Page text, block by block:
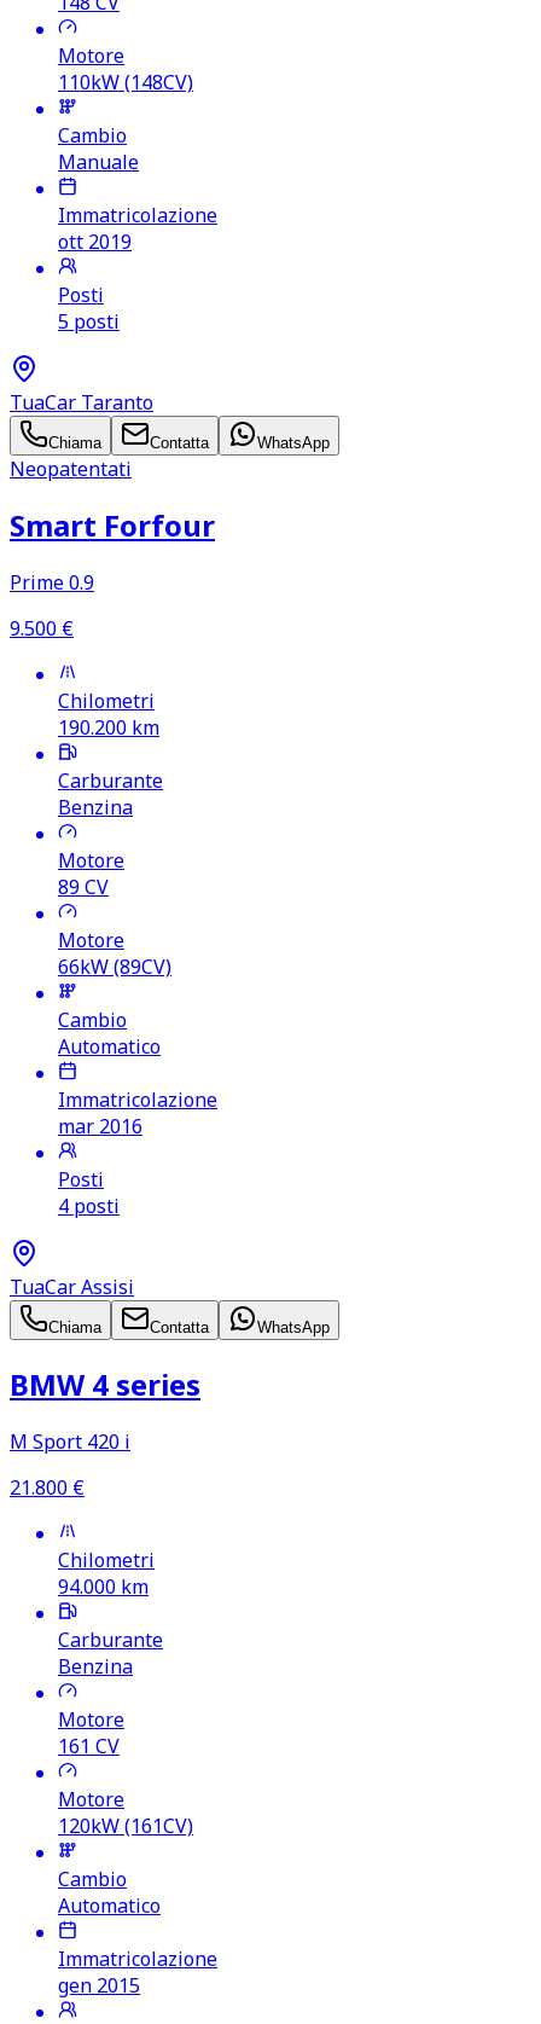
Motore
110kW (148CV)
Cambio
Manuale
Immatricolazione
ott 2019
Posti
5 posti
TuaCar Taranto
Chiama Contatta WhatsApp
Neopatentati
Smart Forfour
Prime 0.9
9.500 €
Chilometri
190.200 km
Carburante
Benzina
Motore
89CV
Motore
66kW (89CV)
Cambio
Automatico
Immatricolazione
mar 2016
Posti
4 posti
TuaCar Assisi
Chiama Contatta WhatsApp
BMW 4 series
M Sport 420 i
21.800 €
Chilometri
94.000 km
Carburante
Benzina
Motore
161 CV
Motore
120kW (161CV)
Cambio
Automatico
Immatricolazione
gen 2015